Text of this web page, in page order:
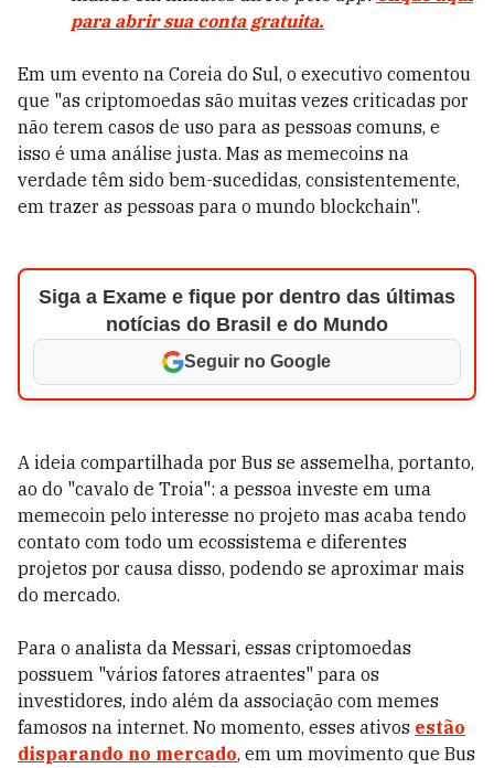
para abrir sua conta gratuita.
Em um evento na Coreia do Sul, o executivo comentou
que "as criptomoedas são muitas vezes criticadas por
não terem casos de uso para as pessoas comuns, e
isso é uma análise justa. Mas as memecoins na
verdade têm sido bem-sucedidas, consistentemente,
em trazer as pessoas para o mundo blockchain".
Siga a Exame e fique por dentro das últimas
notícias do Brasil e do Mundo
Seguir no Google
A ideia compartilhada por Bus se assemelha, portanto,
ao do "cavalo de Troia": a pessoa investe em uma
memecoin pelo interesse no projeto mas acaba tendo
contato com todo um ecossistema e diferentes
projetos por causa disso, podendo se aproximar mais
do mercado.
Para o analista da Messari, essas criptomoedas
possuem "vários fatores atraentes" para os
investidores, indo além da associação com memes
famosos na internet. No momento, esses ativos estão
disparando no mercado, em um movimento que Bus